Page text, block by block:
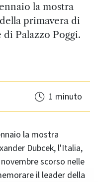
la mostra
primavera di
di Palazzo Poggi.
1 minuto
la mostra
Dubcek, l'Italia,
scorso nelle
il leader della